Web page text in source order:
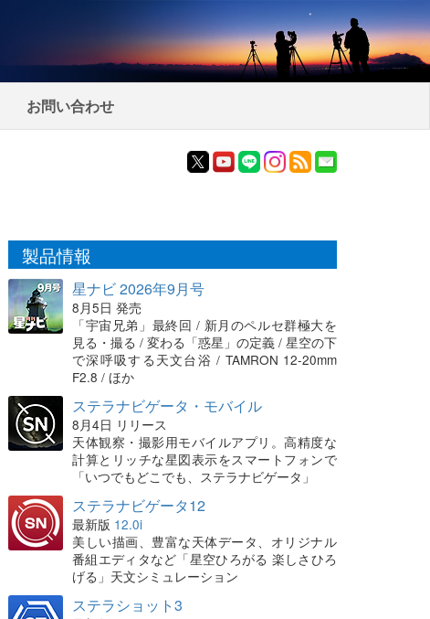
お問い合わせ
製品情報
星ナビ 2026年9月号
8月5日 発売
「宇宙兄弟」最終回 / 新月のペルセ群極大を
見る・撮る / 変わる「惑星」の定義 / 星空の下
で深呼吸する天文台浴 / TAMRON 12-20mm
F2.8 / ほか
ステラナビゲータ・モバイル
8月4日 リリース
天体観察・撮影用モバイルアプリ。高精度な
計算とリッチな星図表示をスマートフォンで
「いつでもどこでも、ステラナビゲータ」
ステラナビゲータ12
最新版 12.0i
美しい描画、豊富な天体データ、オリジナル
番組エディタなど「星空ひろがる 楽しさひろ
げる」天文シミュレーション
ステラショット3